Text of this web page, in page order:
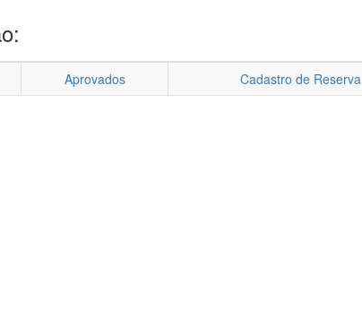
Aprovados Cadastro de Reserva